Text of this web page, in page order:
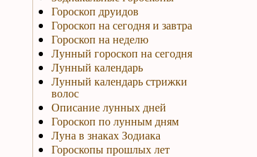
Гороскоп друидов
Гороскоп на сегодня и завтра
Гороскоп на неделю
Лунный гороскоп на сегодня
Лунный календарь
Лунный календарь стрижки
волос
Описание лунных дней
Гороскоп по лунным дням
Луна в знаках Зодиака
Гороскопы прошлых лет